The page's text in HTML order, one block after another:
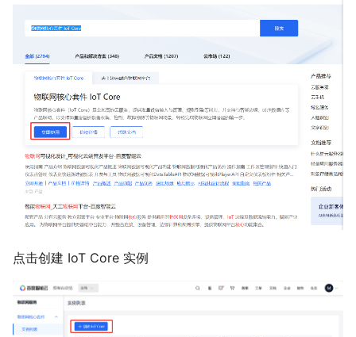
点击创建 IoT Core 实例